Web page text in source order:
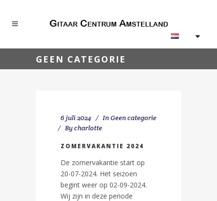
GEEN CATEGORIE
6 juli 2024 InGeen categorie
Bycharlotte
ZOMERVAKANTIE 2024
De zomervakantie start op
20-07-2024. Het seizoen
begint weer op 02-09-2024.
Wij zijn in deze periode